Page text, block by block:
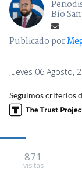
Bío
Publicado por
Jueves 06 Agosto,
Seguimos criterios
871
visitas